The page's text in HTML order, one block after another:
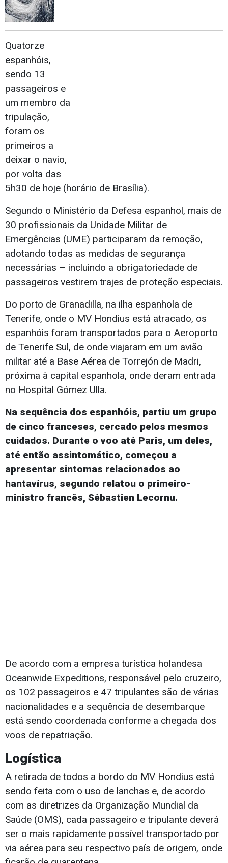
Quatorze
espanhóis,
sendo 13
passageiros e
um membro da
tripulação,
foram os
primeiros a
deixar o navio,
por volta das
5h30 de hoje (horário de Brasília).
Segundo o Ministério da Defesa espanhol, mais de
30 profissionais da Unidade Militar de
Emergências (UME) participaram da remoção,
adotando todas as medidas de segurança
necessárias – incluindo a obrigatoriedade de
passageiros vestirem trajes de proteção especiais.
Do porto de Granadilla, na ilha espanhola de
Tenerife, onde o MV Hondius está atracado, os
espanhóis foram transportados para o Aeroporto
de Tenerife Sul, de onde viajaram em um avião
militar até a Base Aérea de Torrejón de Madri,
próxima à capital espanhola, onde deram entrada
no Hospital Gómez Ulla.
Na sequência dos espanhóis, partiu um grupo
de cinco franceses, cercado pelos mesmos
cuidados. Durante o voo até Paris, um deles,
até então assintomático, começou a
apresentar sintomas relacionados ao
hantavírus, segundo relatou o primeiro-
ministro francês, Sébastien Lecornu.
De acordo com a empresa turística holandesa
Oceanwide Expeditions, responsável pelo cruzeiro,
os 102 passageiros e 47 tripulantes são de várias
nacionalidades e a sequência de desembarque
está sendo coordenada conforme a chegada dos
voos de repatriação.
Logística
A retirada de todos a bordo do MV Hondius está
sendo feita com o uso de lanchas e, de acordo
com as diretrizes da Organização Mundial da
Saúde (OMS), cada passageiro e tripulante deverá
ser o mais rapidamente possível transportado por
via aérea para seu respectivo país de origem, onde